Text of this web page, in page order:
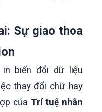
Sự giao thoa
in biến đổi dữ liệu
thay đổi chữ hay
của Trí tuệ nhân